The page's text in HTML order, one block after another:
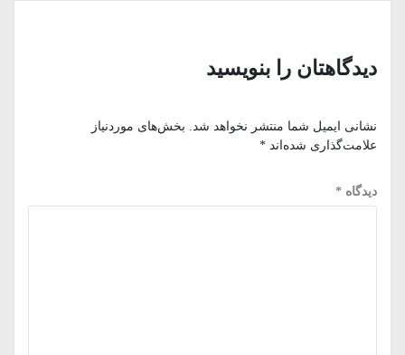
دیدگاهتان را بنویسید
نشانی ایمیل شما منتشر نخواهد شد.
بخش‌های موردنیاز
علامت‌گذاری شده‌اند *
دیدگاه *